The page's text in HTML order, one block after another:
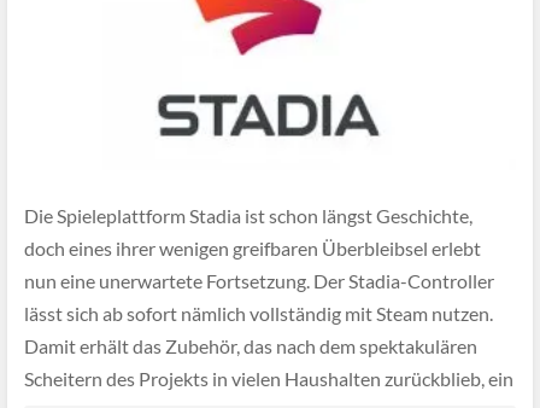
Die Spieleplattform Stadia ist schon längst Geschichte,
doch eines ihrer wenigen greifbaren Überbleibsel erlebt
nun eine unerwartete Fortsetzung. Der Stadia-Controller
lässt sich ab sofort nämlich vollständig mit Steam nutzen.
Damit erhält das Zubehör, das nach dem spektakulären
Scheitern des Projekts in vielen Haushalten zurückblieb, ein